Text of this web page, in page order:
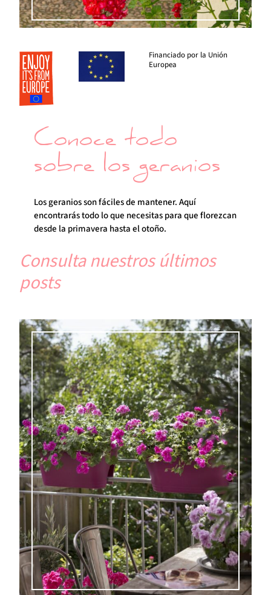
Financiado por la Unión
Europea
Conoce todo
sobre los geranios
Los geranios son fáciles de mantener. Aquí
encontrarás todo lo que necesitas para que florezcan
desde la primavera hasta el otoño.
Consulta nuestros últimos
posts